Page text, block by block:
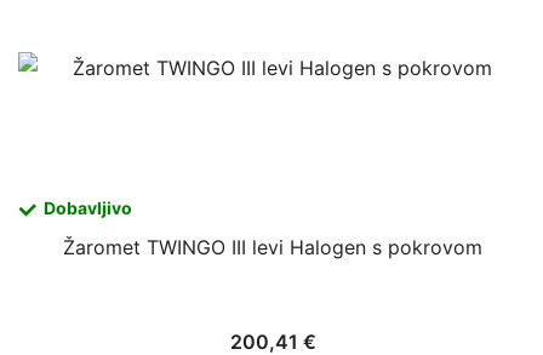
Dobavljivo
Žaromet TWINGO III levi Halogen s pokrovom
200,41 €